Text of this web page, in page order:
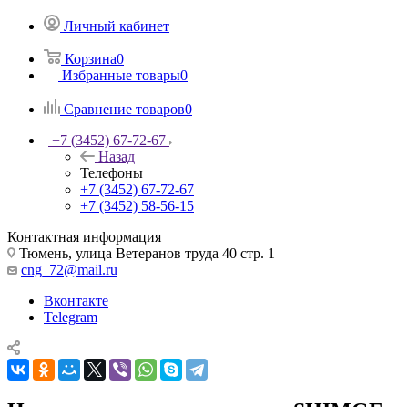
Личный кабинет
Корзина0
Избранные товары0
Сравнение товаров0
+7 (3452) 67-72-67
Назад
Телефоны
+7 (3452) 67-72-67
+7 (3452) 58-56-15
Контактная информация
Тюмень, улица Ветеранов труда 40 стр. 1
cng_72@mail.ru
Вконтакте
Telegram